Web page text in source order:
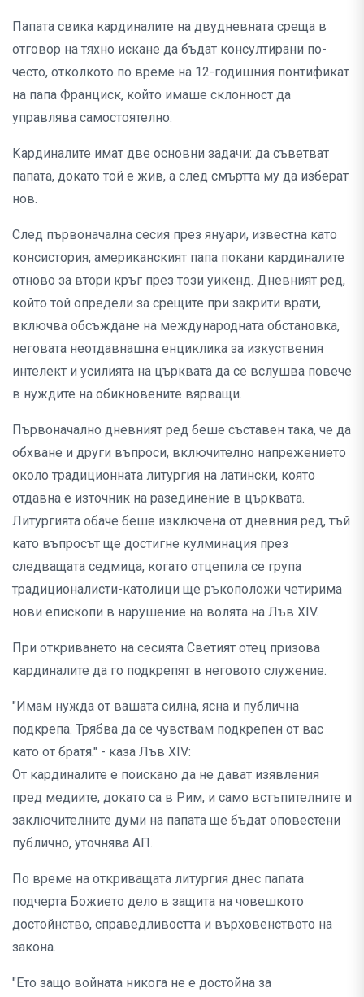
Папата свика кардиналите на двудневната среща в
отговор на тяхно искане да бъдат консултирани по-
често, отколкото по време на 12-годишния понтификат
на папа Франциск, който имаше склонност да
управлява самостоятелно.
Кардиналите имат две основни задачи: да съветват
папата, докато той е жив, а след смъртта му да изберат
нов.
След първоначална сесия през януари, известна като
консистория, американският папа покани кардиналите
отново за втори кръг през този уикенд. Дневният ред,
който той определи за срещите при закрити врати,
включва обсъждане на международната обстановка,
неговата неотдавнашна енциклика за изкуствения
интелект и усилията на църквата да се вслушва повече
в нуждите на обикновените вярващи.
Първоначално дневният ред беше съставен така, че да
обхване и други въпроси, включително напрежението
около традиционната литургия на латински, която
отдавна е източник на разединение в църквата.
Литургията обаче беше изключена от дневния ред, тъй
като въпросът ще достигне кулминация през
следващата седмица, когато отцепила се група
традиционалисти-католици ще ръкоположи четирима
нови епископи в нарушение на волята на Лъв XIV.
При откриването на сесията Светият отец призова
кардиналите да го подкрепят в неговото служение.
"Имам нужда от вашата силна, ясна и публична
подкрепа. Трябва да се чувствам подкрепен от вас
като от братя." - каза Лъв XIV:
От кардиналите е поискано да не дават изявления
пред медиите, докато са в Рим, и само встъпителните и
заключителните думи на папата ще бъдат оповестени
публично, уточнява АП.
По време на откриващата литургия днес папата
подчерта Божието дело в защита на човешкото
достойнство, справедливостта и върховенството на
закона.
"Ето защо войната никога не е достойна за